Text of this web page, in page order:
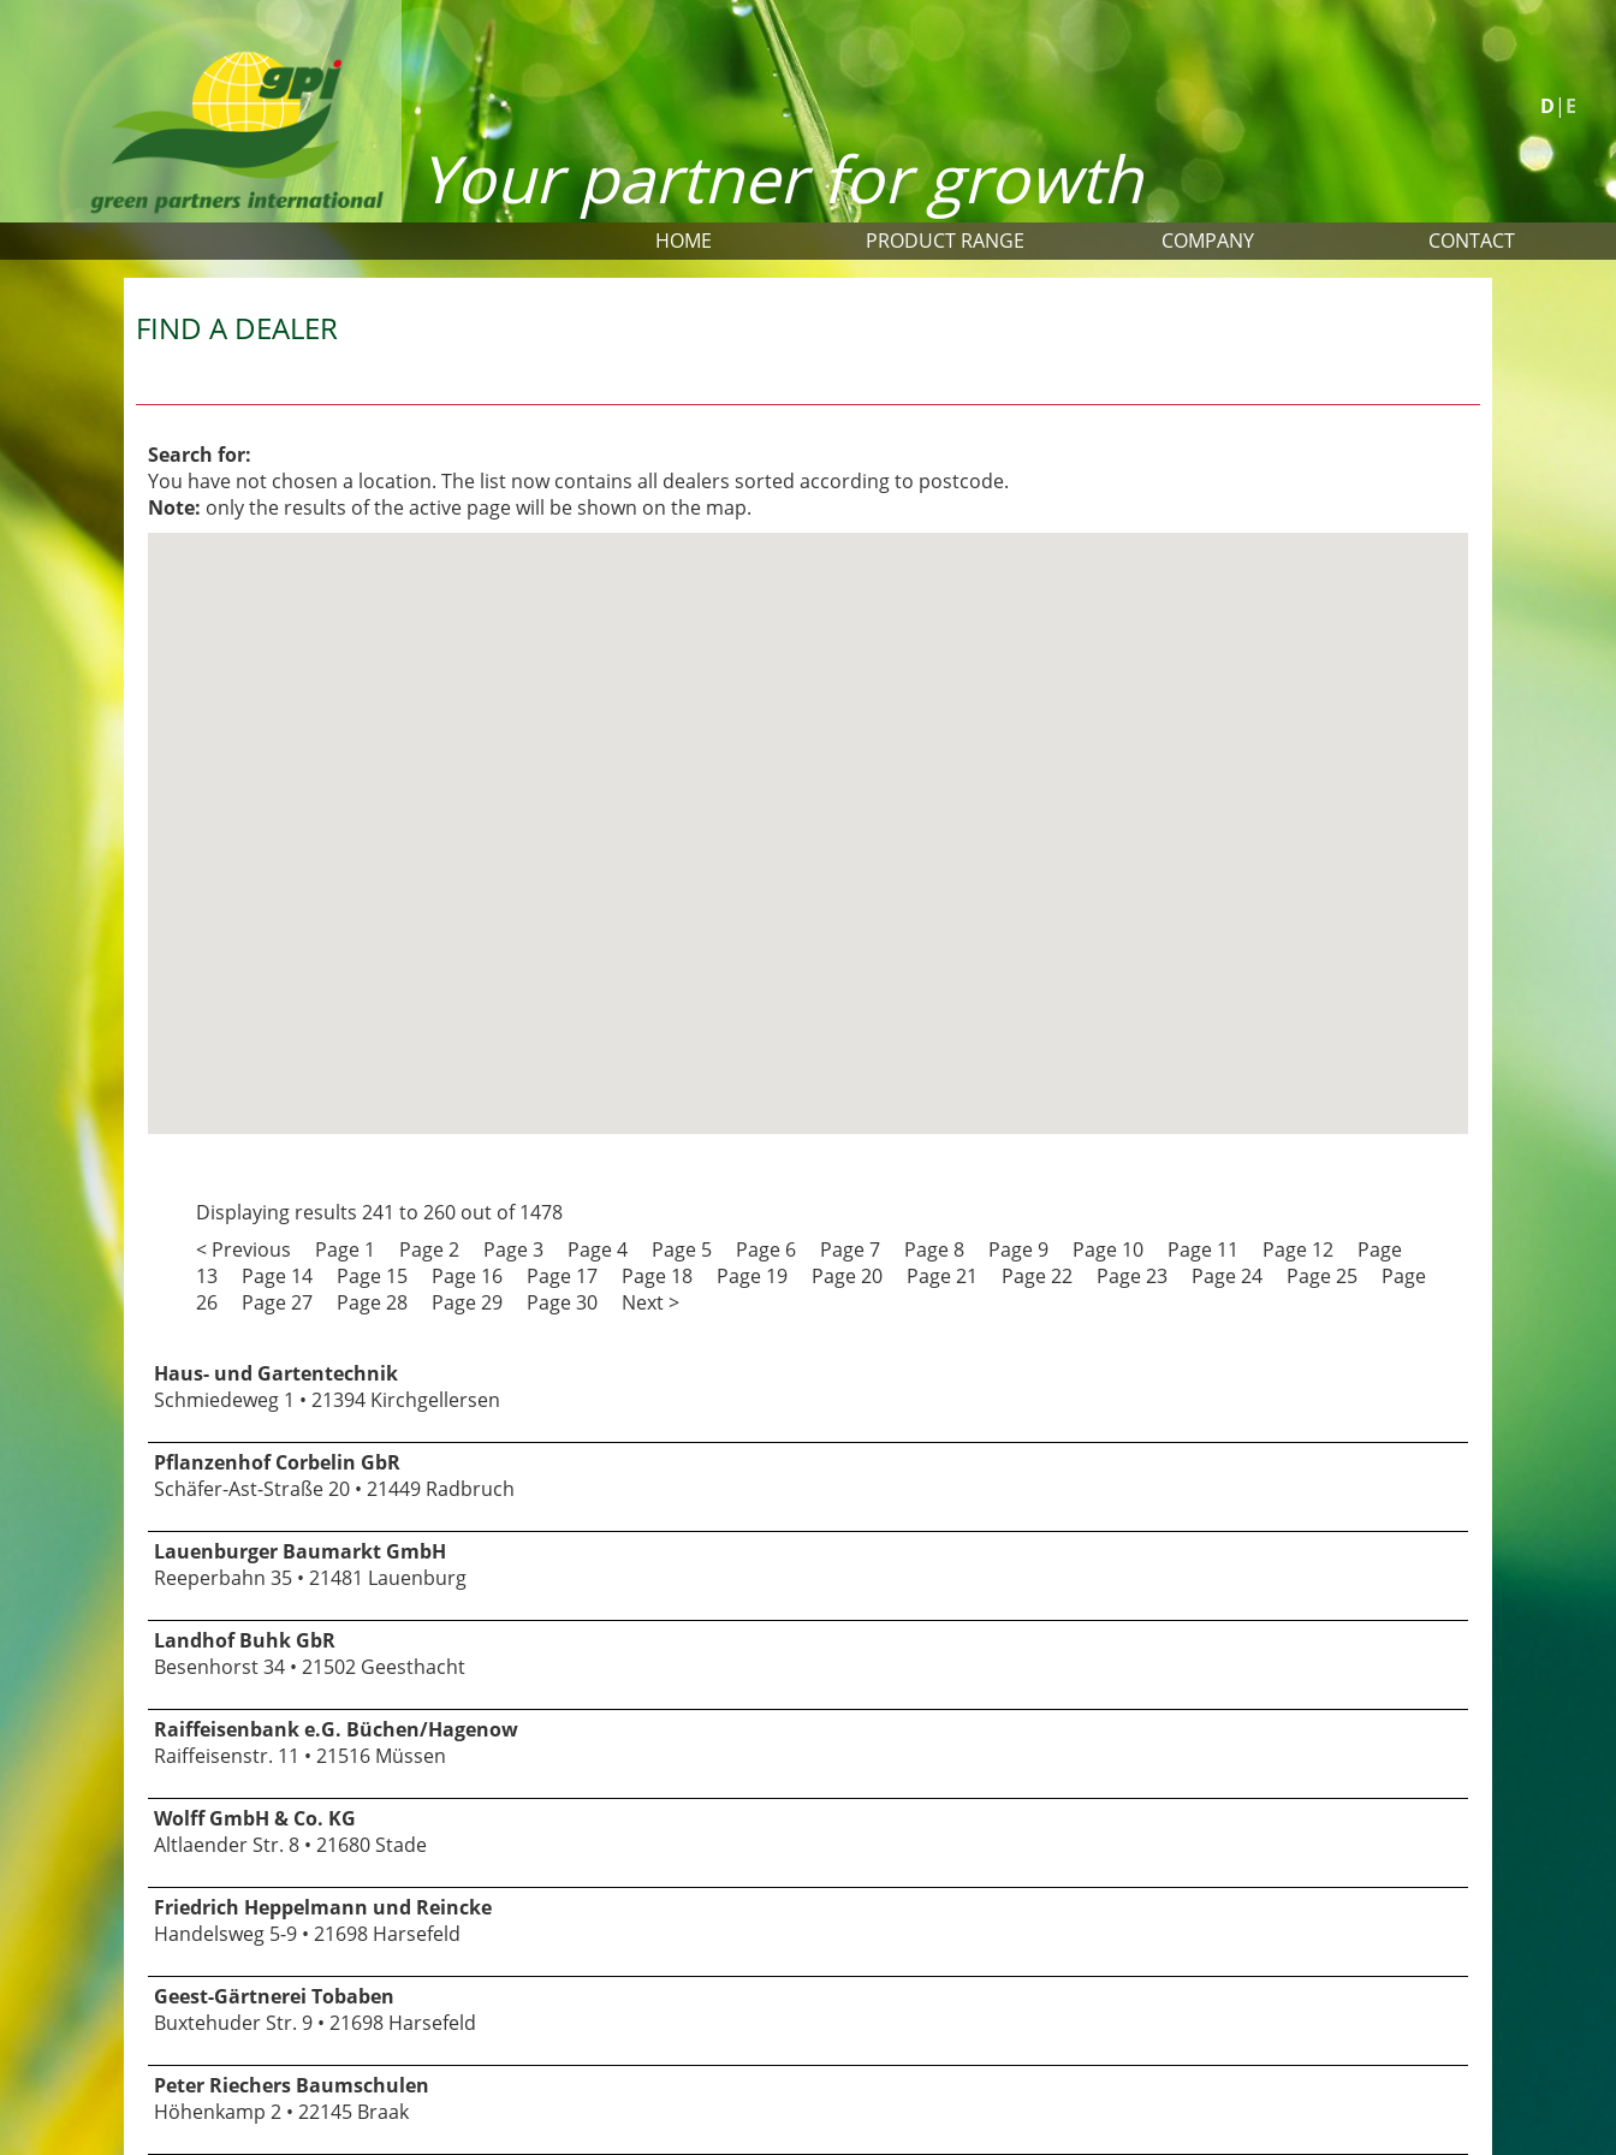
Your partner for growth
D E
HOME PRODUCT RANGE COMPANY CONTACT
FIND A DEALER
Search for:
You have not chosen a location. The list now contains all dealers sorted according to postcode.
Note: only the results of the active page will be shown on the map.
Displaying results 241 to 260out of1478
< Previous
Page 1 Page 2 Page 3 Page 4 Page 5 Page 6 Page 7 Page 8 Page 9 Page 10 Page 11 Page 12
Page
13
Page 14 Page 15 Page 16 Page 17 Page 18 Page 19 Page 20 Page 21 Page 22 Page 23 Page 24 Page 25
Page
26
Page 27 Page 28 Page 29 Page 30 Next >
Haus- und Gartentechnik
Schmiedeweg 1 • 21394 Kirchgellersen
Pflanzenhof Corbelin GbR
Schäfer-Ast-Straße 20 • 21449 Radbruch
Lauenburger Baumarkt GmbH
Reeperbahn 35 • 21481 Lauenburg
Landhof Buhk GbR
Besenhorst 34 • 21502 Geesthacht
Raiffeisenbank e.G. Büchen/Hagenow
Raiffeisenstr. 11 • 21516 Müssen
Wolff GmbH & Co. KG
Altlaender Str. 8 • 21680 Stade
Friedrich Heppelmann und Reincke
Handelsweg 5-9 • 21698 Harsefeld
Geest-Gärtnerei Tobaben
Buxtehuder Str. 9 • 21698 Harsefeld
Peter Riechers Baumschulen
Höhenkamp 2 • 22145 Braak